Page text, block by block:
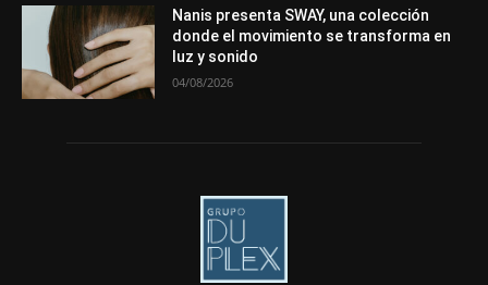
Nanis presenta SWAY, una colección
donde el movimiento se transforma en
luz y sonido
04/08/2026